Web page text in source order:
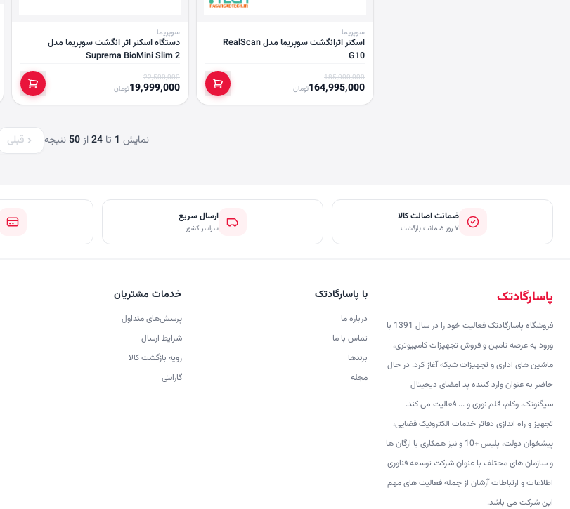
سوپریما
اسکنر اثرانگشت سوپریما مدل RealScan
G10
185,000,000
164,995,000تومان
سوپریما
دستگاه اسکنر اثر انگشت سوپریما مدل
Suprema BioMini Slim 2
22,500,000
19,999,000تومان
نمایش 1 تا24از50 نتیجه قبلی
ضمانت اصالت کالا
۷ روز ضمانت بازگشت
ارسال سریع
سراسر کشور
پاسارگادتک
فروشگاه پاسارگادتک فعالیت خود را در سال 1391 با
ورود به عرصه تامین و فروش تجهیزات کامپیوتری،
ماشین های اداری و تجهیزات شبکه آغاز کرد. در حال
حاضر به عنوان وارد کننده پد امضای دیجیتال
سیگنوتک، وکام، قلم نوری و ... فعالیت می کند.
تجهیز و راه اندازی دفاتر خدمات الکترونیک قضایی،
پیشخوان دولت، پلیس +10 و نیز همکاری با ارگان ها
و سازمان های مختلف با عنوان شرکت توسعه فناوری
اطلاعات و ارتباطات آرشان از جمله فعالیت های مهم
این شرکت می باشد.
با پاسارگادتک
درباره ما
تماس با ما
برندها
مجله
خدمات مشتریان
پرسش‌های متداول
شرایط ارسال
رویه بازگشت کالا
گارانتی